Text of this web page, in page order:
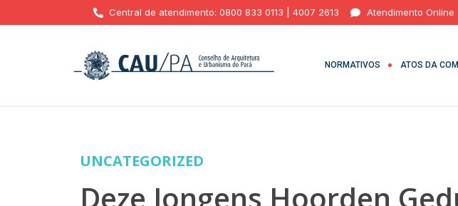
Central de atendimento: 0800 833 0113 | 4007 2613 Atendimento Online
NORMATIVOS ATOS DA
UNCATEGORIZED
Deze Jongens Hoorden